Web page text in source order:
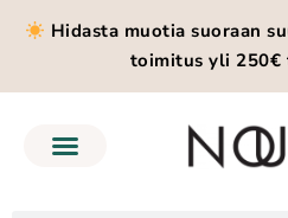
Hidasta muotia suoraan
toimitus yli